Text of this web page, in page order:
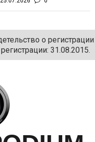
о регистрации
31.08.2015.